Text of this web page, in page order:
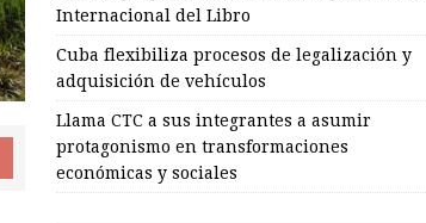
Internacional del Libro
Cuba flexibiliza procesos de legalización y
adquisición de vehículos
Llama CTC a sus integrantes a asumir
protagonismo en transformaciones
económicas y sociales